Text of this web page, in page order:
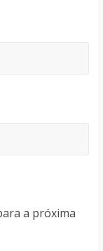
a próxima